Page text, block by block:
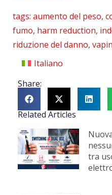
tags: aumento del peso,
fumo, harm reduction,
riduzione del danno,
Italiano
Share:
Related Articles
tra